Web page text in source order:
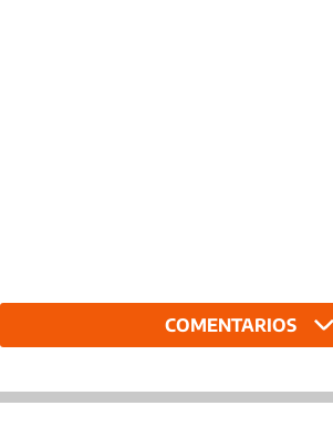
COMENTARIOS